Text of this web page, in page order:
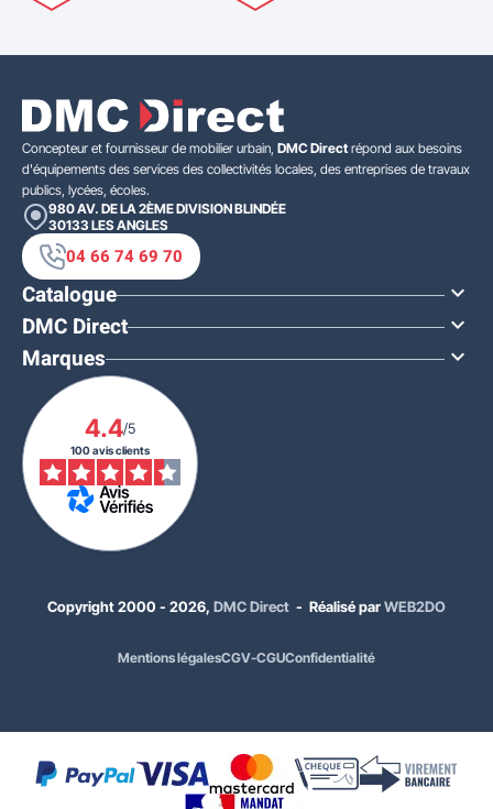
Concepteur et fournisseur de mobilier urbain, DMC Direct répond aux besoins
d'équipements des services des collectivités locales, des entreprises de travaux
publics, lycées, écoles.
980 AV. DE LA 2ÈME DIVISION BLINDÉE
30133 LES ANGLES
04 66 74 69 70
Catalogue 
DMC Direct 
Marques 
4.4/5
100 avis clients
Copyright 2000 - 2026, DMC Direct - Réalisé parWEB2DO
Mentions légalesCGV-CGUConfidentialité